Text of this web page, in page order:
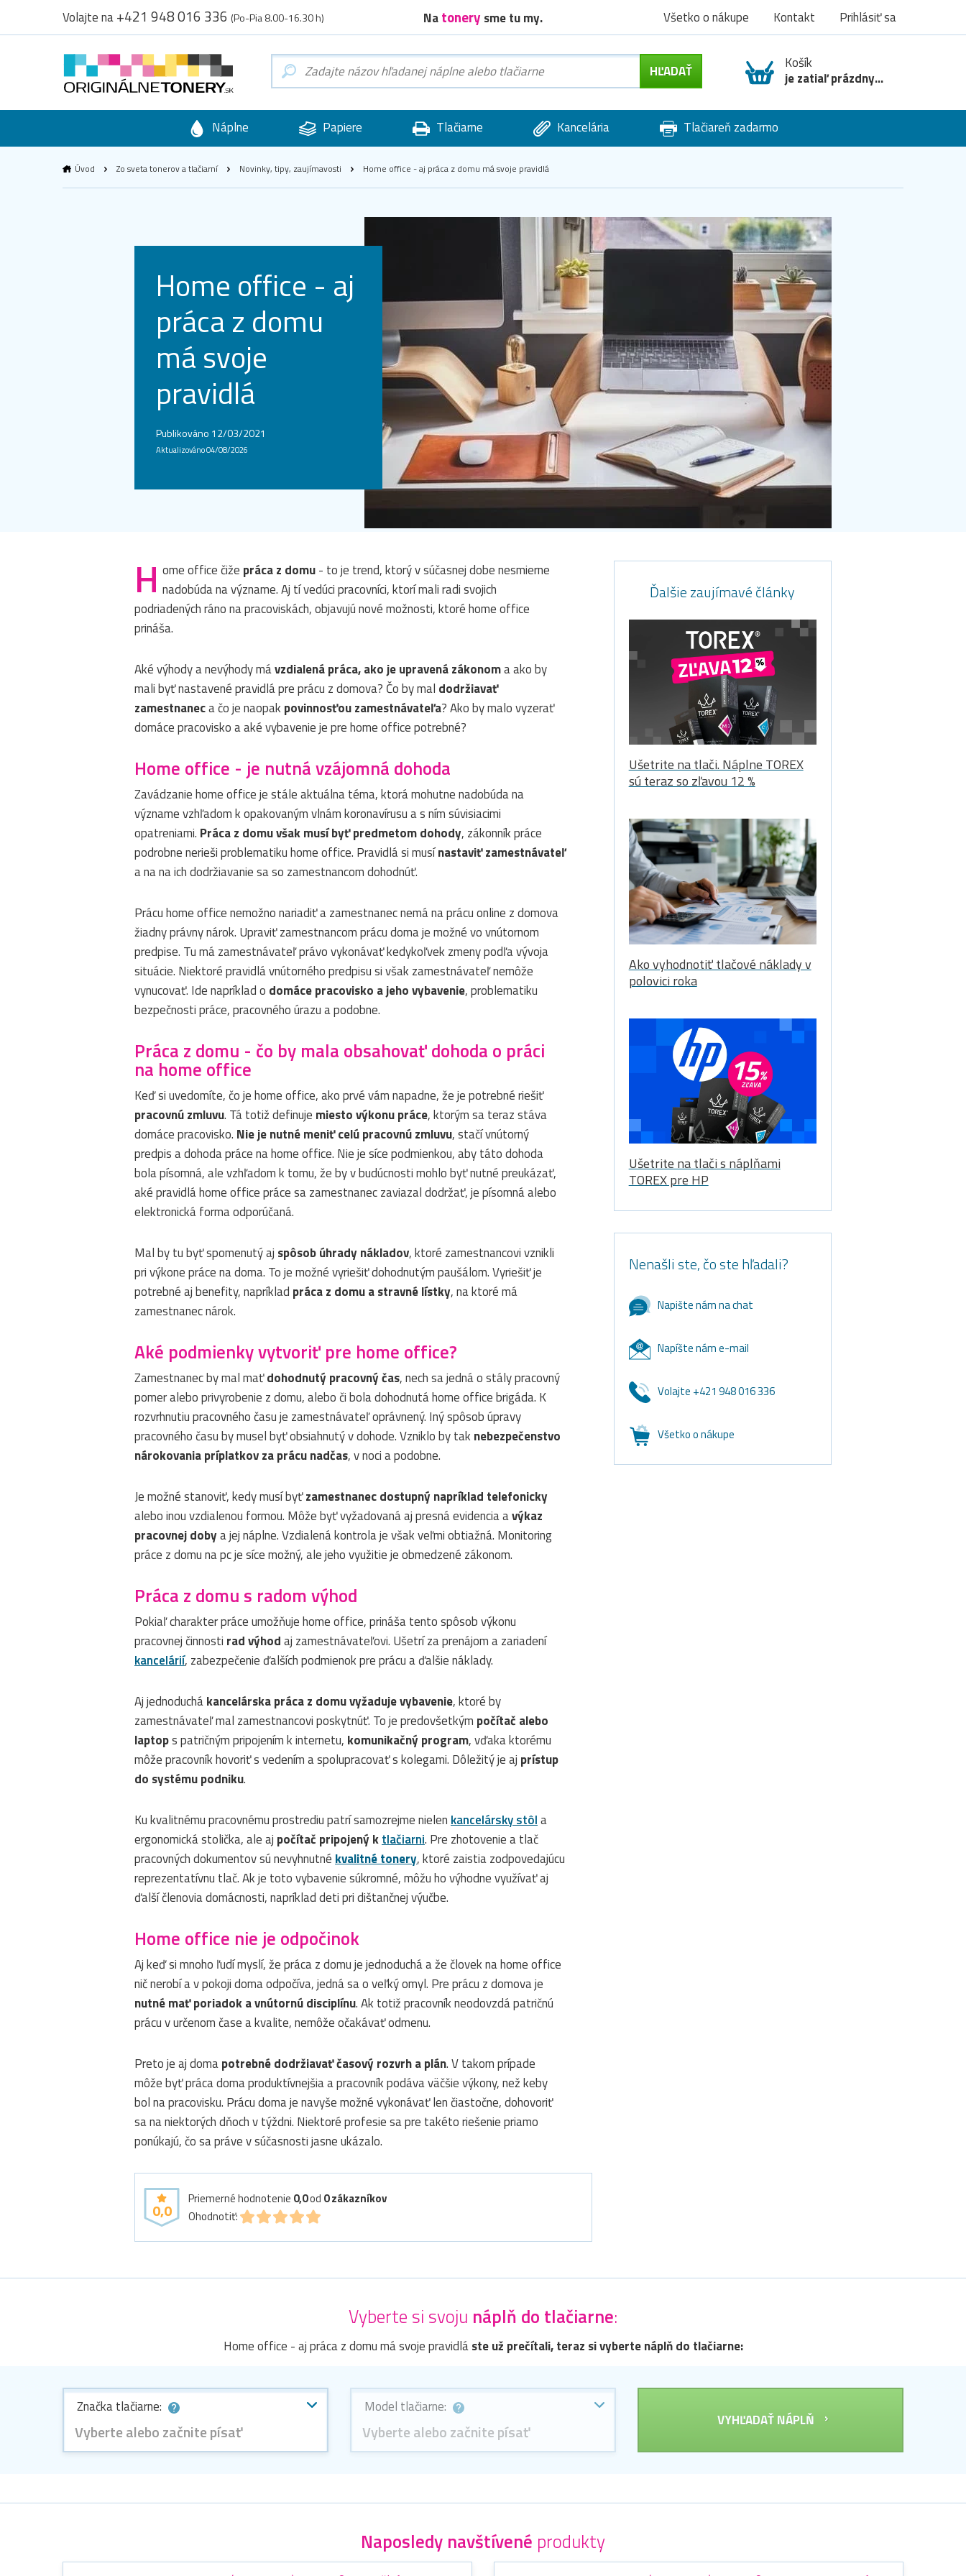
Volajte na+421 948 016 336 (Po-Pia 8.00-16.30 h) Natonery sme tu my. Všetko o nákupe Kontakt Prihlásiť sa
Košík
je zatiaľ prázdny...
Náplne Papiere Tlačiarne Kancelária Tlačiareň zadarmo
Úvod Zo sveta tonerov a tlačiarní Novinky, tipy, zaujímavosti Home office - aj práca z domu má svoje pravidlá
Home office - aj
práca z domu
má svoje
pravidlá
Publikováno 12/03/2021
Aktualizováno 04/08/2026
H ome office čiže práca z domu- to je trend, ktorý v súčasnej dobe nesmierne
nadobúda na význame. Aj tí vedúci pracovníci, ktorí mali radi svojich
podriadených ráno na pracoviskách, objavujú nové možnosti, ktoré home office
prináša.
Aké výhody a nevýhody mávzdialená práca, ako je upravená zákonoma ako by
mali byť nastavené pravidlá pre prácu z domova? Čo by mal dodržiavať
zamestnaneca čo je naopak povinnosťou zamestnávateľa? Ako by malo vyzerať
domáce pracovisko a aké vybavenie je pre home office potrebné?
Home office - je nutná vzájomná dohoda
Zavádzanie home office je stále aktuálna téma, ktorá mohutne nadobúda na
význame vzhľadom k opakovaným vlnám koronavírusu a s ním súvisiacimi
opatreniami. Práca z domu však musí byť predmetom dohody, zákonník práce
podrobne nerieši problematiku home office. Pravidlá si musínastaviť zamestnávateľ
a na na ich dodržiavanie sa so zamestnancom dohodnúť.
Prácu home office nemožno nariadiť a zamestnanec nemá na prácu online z domova
žiadny právny nárok. Upraviť zamestnancom prácu doma je možné vo vnútornom
predpise. Tu má zamestnávateľ právo vykonávať kedykoľvek zmeny podľa vývoja
situácie. Niektoré pravidlá vnútorného predpisu si však zamestnávateľ nemôže
vynucovať. Ide napríklad o domáce pracovisko a jeho vybavenie, problematiku
bezpečnosti práce, pracovného úrazu a podobne.
Práca z domu - čo by mala obsahovať dohoda o práci
na home office
Keď si uvedomíte, čo je home office, ako prvé vám napadne, že je potrebné riešiť
pracovnú zmluvu. Tá totiž definuje miesto výkonu práce, ktorým sa teraz stáva
domáce pracovisko. Nie je nutné meniť celú pracovnú zmluvu, stačí vnútorný
predpis a dohoda práce na home office. Nie je síce podmienkou, aby táto dohoda
bola písomná, ale vzhľadom k tomu, že by v budúcnosti mohlo byť nutné preukázať,
aké pravidlá home office práce sa zamestnanec zaviazal dodržať, je písomná alebo
elektronická forma odporúčaná.
Mal by tu byť spomenutý aj spôsob úhrady nákladov, ktoré zamestnancovi vznikli
pri výkone práce na doma. To je možné vyriešiť dohodnutým paušálom. Vyriešiť je
potrebné aj benefity, napríklad práca z domu a stravné lístky, na ktoré má
zamestnanec nárok.
Aké podmienky vytvoriť pre home office?
Zamestnanec by mal maťdohodnutý pracovný čas, nech sa jedná o stály pracovný
pomer alebo privyrobenie z domu, alebo či bola dohodnutá home office brigáda. K
rozvrhnutiu pracovného času je zamestnávateľ oprávnený. Iný spôsob úpravy
pracovného času by musel byť obsiahnutý v dohode. Vzniklo by tak nebezpečenstvo
nárokovania príplatkov za prácu nadčas, v noci a podobne.
Je možné stanoviť, kedy musí byťzamestnanec dostupný napríklad telefonicky
alebo inou vzdialenou formou. Môže byť vyžadovaná aj presná evidencia avýkaz
pracovnej dobya jej náplne. Vzdialená kontrola je však veľmi obtiažná. Monitoring
práce z domu na pc je síce možný, ale jeho využitie je obmedzené zákonom.
Práca z domu s radom výhod
Pokiaľ charakter práce umožňuje home office, prináša tento spôsob výkonu
pracovnej činnosti rad výhodaj zamestnávateľovi. Ušetrí za prenájom a zariadení
kancelárií, zabezpečenie ďalších podmienok pre prácu a ďalšie náklady.
Aj jednoduchákancelárska práca z domu vyžaduje vybavenie, ktoré by
zamestnávateľ mal zamestnancovi poskytnúť. To je predovšetkým počítač alebo
laptops patričným pripojením k internetu, komunikačný program, vďaka ktorému
môže pracovník hovoriť s vedením a spolupracovať s kolegami. Dôležitý je aj prístup
do systému podniku.
Ku kvalitnému pracovnému prostrediu patrí samozrejme nielen kancelársky stôla
ergonomická stolička, ale aj počítač pripojený ktlačiarni. Pre zhotovenie a tlač
pracovných dokumentov sú nevyhnutné kvalitné tonery, ktoré zaistia zodpovedajúcu
reprezentatívnu tlač. Ak je toto vybavenie súkromné, môžu ho výhodne využívať aj
ďalší členovia domácnosti, napríklad deti pri dištančnej výučbe.
Home office nie je odpočinok
Aj keď si mnoho ľudí myslí, že práca z domu je jednoduchá a že človek na home office
nič nerobí a v pokoji doma odpočíva, jedná sa o veľký omyl. Pre prácu z domova je
nutné mať poriadok a vnútornú disciplínu. Ak totiž pracovník neodovzdá patričnú
prácu v určenom čase a kvalite, nemôže očakávať odmenu.
Preto je aj domapotrebné dodržiavať časový rozvrh a plán. V takom prípade
môže byť práca doma produktívnejšia a pracovník podáva väčšie výkony, než keby
bol na pracovisku. Prácu doma je navyše možné vykonávať len čiastočne, dohovoriť
sa na niektorých dňoch v týždni. Niektoré profesie sa pre takéto riešenie priamo
ponúkajú, čo sa práve v súčasnosti jasne ukázalo.
0,0
Priemerné hodnotenie 0,0od 0zákazníkov
Ohodnotiť:
Ďalšie zaujímavé články
Ušetrite na tlači. Náplne TOREX
sú teraz so zľavou 12 %
Ako vyhodnotiť tlačové náklady v
polovici roka
Ušetrite na tlači s náplňami
TOREX pre HP
Nenašli ste, čo ste hľadali?
Napište nám na chat
Napíšte nám e-mail
Volajte +421 948 016 336
Všetko o nákupe
Vyberte si svoju náplň do tlačiarne:
Home office - aj práca z domu má svoje pravidláste už prečítali, teraz si vyberte náplň do tlačiarne:
Značka tlačiarne:
Vyberte alebo začnite písať
Model tlačiarne:
Vyberte alebo začnite písať
VYHĽADAŤ NÁPLŇ
Naposledy navštívené produkty